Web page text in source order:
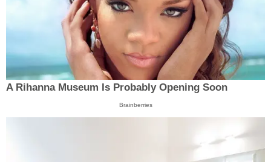
A Rihanna Museum Is Probably Opening Soon
Brainberries